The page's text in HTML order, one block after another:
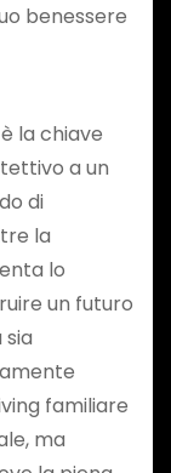
benessere
la chiave
a un
di
la
lo
un futuro
familiare
ma